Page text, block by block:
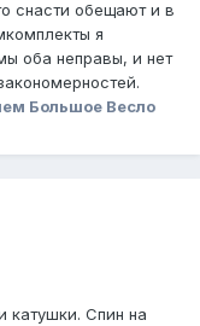
снасти обещают и в
я
оба неправы, и нет
Большое Весло
катушки. Спин на